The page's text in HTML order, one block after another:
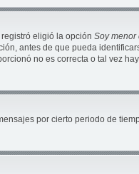
eligió la opción Soy menor
antes de que pueda
no es correcta o tal vez
por cierto periodo de